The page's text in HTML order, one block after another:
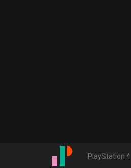
PlayStation 4